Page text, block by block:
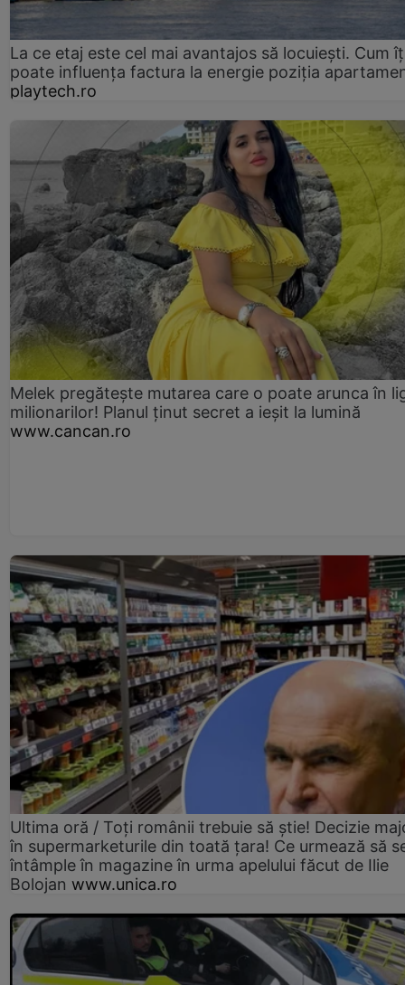
La ce etaj este cel mai avantajos să locuiești. Cum
poate influența factura la energie poziția
playtech.ro
Melek pregătește mutarea care o poate arunca în
milionarilor! Planul ținut secret a ieșit la lumină
www.cancan.ro
Ultima oră / Toți românii trebuie să știe! Decizie
în supermarketurile din toată țara! Ce urmează să
întâmple în magazine în urma apelului făcut de Ilie
Bolojan www.unica.ro